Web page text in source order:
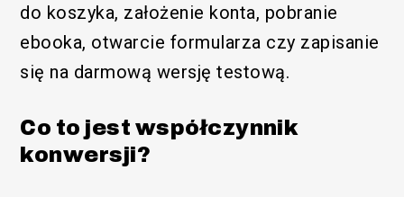
do koszyka, założenie konta, pobranie
ebooka, otwarcie formularza czy zapisanie
się na darmową wersję testową.
Co to jest współczynnik
konwersji?